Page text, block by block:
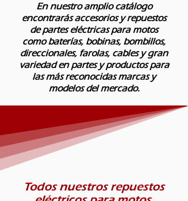
En nuestro amplio catálogo
encontrarás accesorios y repuestos
de partes eléctricas para motos
como baterías, bobinas, bombillos,
direccionales, farolas, cables y gran
variedad en partes y productos para
las más reconocidas marcas y
modelos del mercado.​
Todos nuestros repuestos